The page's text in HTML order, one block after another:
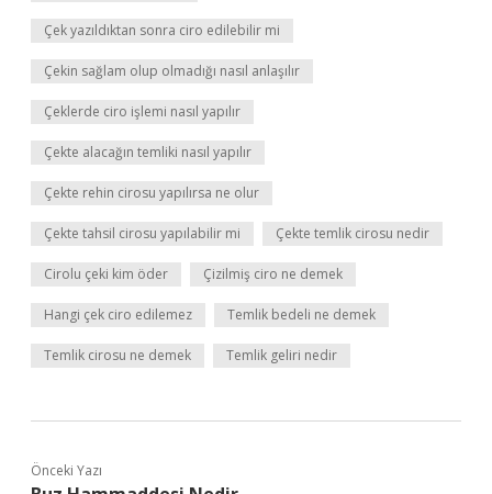
Çek yazıldıktan sonra ciro edilebilir mi
Çekin sağlam olup olmadığı nasıl anlaşılır
Çeklerde ciro işlemi nasıl yapılır
Çekte alacağın temliki nasıl yapılır
Çekte rehin cirosu yapılırsa ne olur
Çekte tahsil cirosu yapılabilir mi Çekte temlik cirosu nedir
Cirolu çeki kim öder Çizilmiş ciro ne demek
Hangi çek ciro edilemez Temlik bedeli ne demek
Temlik cirosu ne demek Temlik geliri nedir
Önceki Yazı